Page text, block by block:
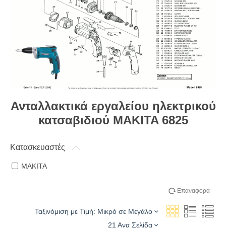
Ανταλλακτικά εργαλείου ηλεκτρικού
κατσαβιδιού MAKITA 6825
Κατασκευαστές
MAKITA
Επαναφορά
Ταξινόμιση με Τιμή: Μικρό σε Μεγάλο
21 Ανα Σελίδα